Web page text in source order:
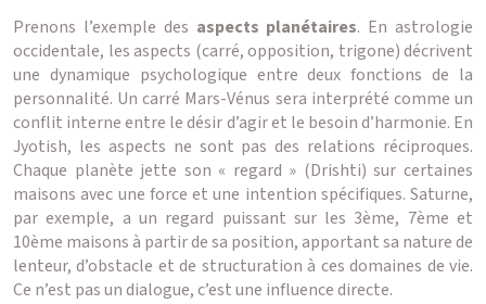
Prenons l’exemple des aspects planétaires. En astrologie
occidentale, les aspects (carré, opposition, trigone) décrivent
une dynamique psychologique entre deux fonctions de la
personnalité. Un carré Mars-Vénus sera interprété comme un
conflit interne entre le désir d’agir et le besoin d’harmonie. En
Jyotish, les aspects ne sont pas des relations réciproques.
Chaque planète jette son « regard » (Drishti) sur certaines
maisons avec une force et une intention spécifiques. Saturne,
par exemple, a un regard puissant sur les 3ème, 7ème et
10ème maisons à partir de sa position, apportant sa nature de
lenteur, d’obstacle et de structuration à ces domaines de vie.
Ce n’est pas un dialogue, c’est une influence directe.